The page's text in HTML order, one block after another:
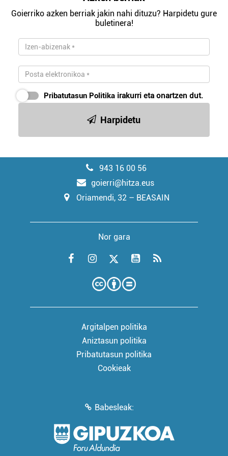
Goierriko azken berriak jakin nahi dituzu? Harpidetu gure
buletinera!
Pribatutasun Politika irakurri eta onartzen dut.
Harpidetu
943 16 00 56
goierri@hitza.eus
Oriamendi, 32 – BEASAIN
Nor gara
Argitalpen politika
Aniztasun politika
Pribatutasun politika
Cookieak
Babesleak: